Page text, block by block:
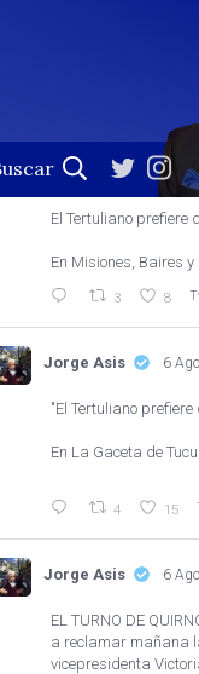
Profesional de la palabra. (En
Jorge Asis 20h
El Tertuliano prefiere
En Misiones, Baires
3 8
Jorge Asis 6 Ago
"El Tertuliano
En La Gaceta de
4 15
Jorge Asis 6 Ago
EL TURNO DE
a reclamar mañana
vicepresidenta